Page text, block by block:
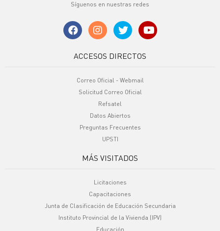
Síguenos en nuestras redes
ACCESOS DIRECTOS
Correo Oficial - Webmail
Solicitud Correo Oficial
Refsatel
Datos Abiertos
Preguntas Frecuentes
UPSTI
MÁS VISITADOS
Licitaciones
Capacitaciones
Junta de Clasificación de Educación Secundaria
Instituto Provincial de la Vivienda (IPV)
Educación